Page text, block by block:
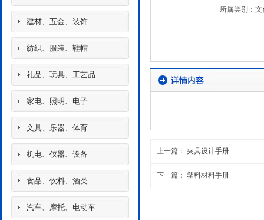
建材、五金、装饰
纺织、服装、鞋帽
礼品、玩具、工艺品
家电、照明、电子
文具、乐器、体育
机电、仪器、设备
食品、饮料、酒类
汽车、摩托、电动车
所属类别： 文
上一篇： 夹具设计手册
下一篇： 塑料材料手册